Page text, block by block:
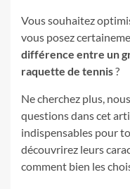
Vous souhaitez
vous posez
différence entre un
raquette de tennis?
Ne cherchez plus,
questions dans cet
indispensables pour
découvrirez leurs
comment bien les